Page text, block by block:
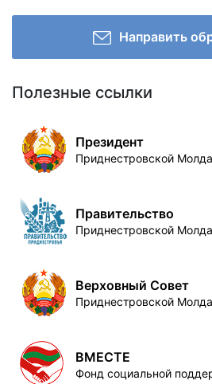
Направить
Полезные ссылки
Президент
Приднестровской
Правительство
Приднестровской
Верховный Совет
Приднестровской
ВМЕСТЕ
Фонд социальной